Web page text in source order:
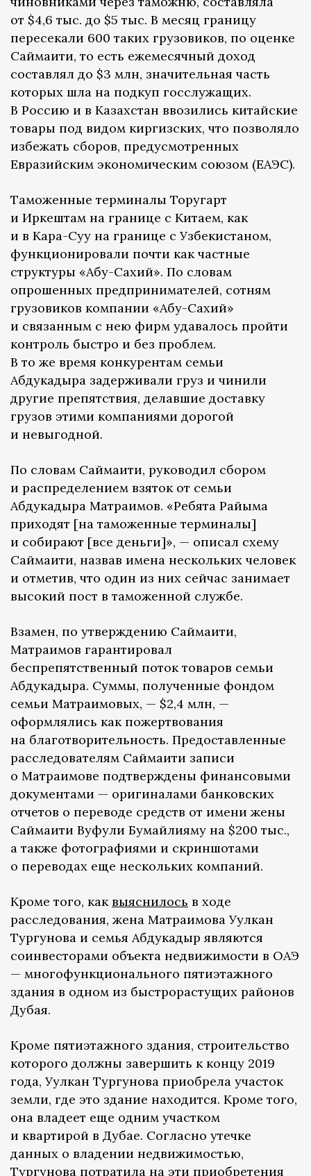
от $4,6 тыс. до $5 тыс. В месяц границу
пересекали 600 таких грузовиков, по оценке
Саймаити, то есть ежемесячный доход
составлял до $3 млн, значительная часть
которых шла на подкуп госслужащих.
В Россию и в Казахстан ввозились китайские
товары под видом киргизских, что позволяло
избежать сборов, предусмотренных
Евразийским экономическим союзом (ЕАЭС).
Таможенные терминалы Торугарт
и Иркештам на границе с Китаем, как
и в Кара-Суу на границе с Узбекистаном,
функционировали почти как частные
структуры «Абу-Сахий». По словам
опрошенных предпринимателей, сотням
грузовиков компании «Абу-Сахий»
и связанным с нею фирм удавалось пройти
контроль быстро и без проблем.
В то же время конкурентам семьи
Абдукадыра задерживали груз и чинили
другие препятствия, делавшие доставку
грузов этими компаниями дорогой
и невыгодной.
По словам Саймаити, руководил сбором
и распределением взяток от семьи
Абдукадыра Матраимов. «Ребята Райыма
приходят [на таможенные терминалы]
и собирают [все деньги]», — описал схему
Саймаити, назвав имена нескольких человек
и отметив, что один из них сейчас занимает
высокий пост в таможенной службе.
Взамен, по утверждению Саймаити,
Матраимов гарантировал
беспрепятственный поток товаров семьи
Абдукадыра. Суммы, полученные фондом
семьи Матраимовых, — $2,4 млн, —
оформлялись как пожертвования
на благотворительность. Предоставленные
расследователям Саймаити записи
о Матраимове подтверждены финансовыми
документами — оригиналами банковских
отчетов о переводе средств от имени жены
Саймаити Вуфули Бумайлияму на $200 тыс.,
а также фотографиями и скриншотами
о переводах еще нескольких компаний.
Кроме того, как выяснилось в ходе
расследования, жена Матраимова Уулкан
Тургунова и семья Абдукадыр являются
соинвесторами объекта недвижимости в ОАЭ
— многофункционального пятиэтажного
здания в одном из быстрорастущих районов
Дубая.
Кроме пятиэтажного здания, строительство
которого должны завершить к концу 2019
года, Уулкан Тургунова приобрела участок
земли, где это здание находится. Кроме того,
она владеет еще одним участком
и квартирой в Дубае. Согласно утечке
данных о владении недвижимостью,
Тургунова потратила на эти приобретения